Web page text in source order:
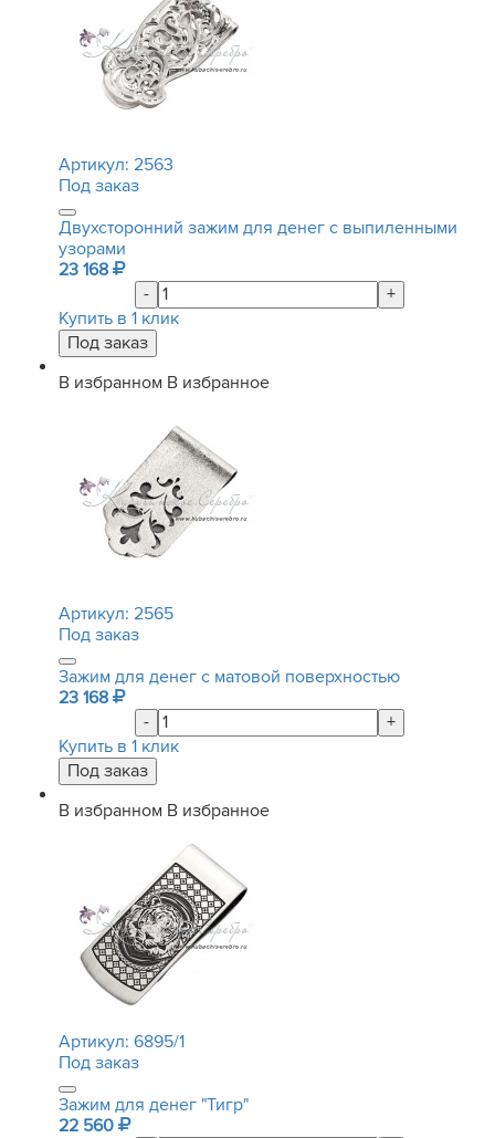
Артикул: 2563
Под заказ
Двухсторонний зажим для денег с выпиленными
узорами
23 168
-
+
Купить в 1 клик
В избранном В избранное
Артикул: 2565
Под заказ
Зажим для денег с матовой поверхностью
23 168
-
+
Купить в 1 клик
В избранном В избранное
Артикул: 6895/1
Под заказ
Зажим для денег "Тигр"
22 560